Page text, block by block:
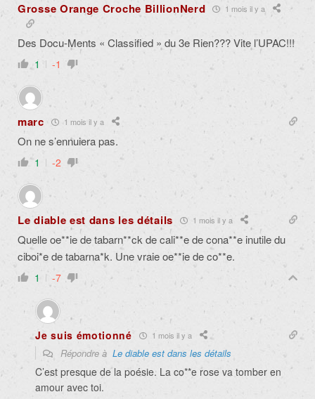
Grosse Orange Croche BillionNerd 1 mois il y a
Des Docu-Ments « Classified » du 3e Rien??? Vite l’UPAC!!!
1 -1
marc 1 mois il y a
On ne s’ennuiera pas.
1 -2
Le diable est dans les détails 1 mois il y a
Quelle oe**ie de tabarn**ck de cali**e de cona**e inutile du
ciboi*e de tabarna*k. Une vraie oe**ie de co**e.
1 -7
Je suis émotionné 1 mois il y a
Répondre à Le diable est dans les détails
C’est presque de la poésie. La co**e rose va tomber en
amour avec toi.